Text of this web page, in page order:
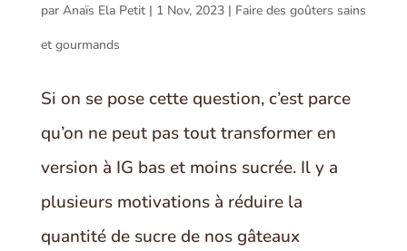
par Anaïs Ela Petit| 1 Nov, 2023| Faire des goûters sains
et gourmands
Si on se pose cette question, c’est parce
qu’on ne peut pas tout transformer en
version à IG bas et moins sucrée. Il y a
plusieurs motivations à réduire la
quantité de sucre de nos gâteaux